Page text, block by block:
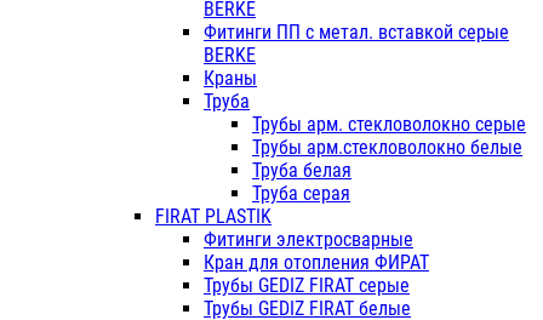
BERKE
Фитинги ПП с метал. вставкой серые
BERKE
Краны
Труба
Трубы арм. стекловолокно серые
Трубы арм.стекловолокно белые
Труба белая
Труба серая
FIRAT PLASTIK
Фитинги электросварные
Кран для отопления ФИРАТ
Трубы GEDIZ FIRAT серые
Трубы GEDIZ FIRAT белые